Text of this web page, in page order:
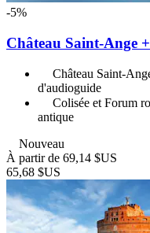
-5%
Château Saint-Ange
Château Saint-
d'audioguide
Colisée et Forum
antique
Nouveau
À partir de 69,14 $US
65,68 $US